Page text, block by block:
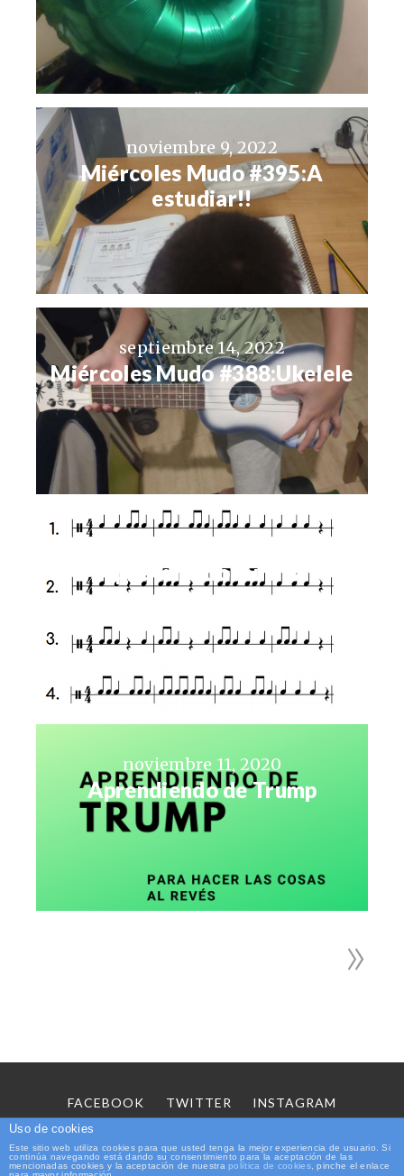
noviembre 9, 2022
Miércoles Mudo #395:A
estudiar!!
septiembre 14, 2022
Miércoles Mudo #388:Ukelele
Aprendiendo música
noviembre 11, 2020
Aprendiendo de Trump
»
FACEBOOK TWITTER
INSTAGRAM
Copyright © 2026 Elhombredelosdosombligos.com
Uso de cookies
Este sitio web utiliza cookies para que usted tenga la mejor experiencia de usuario. Si
continúa navegando está dando su consentimiento para la aceptación de las
mencionadas cookies y la aceptación de nuestrapolítica de cookies, pinche el enlace